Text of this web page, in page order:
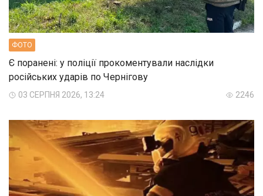
ФОТО
Є поранені: у поліції прокоментували наслідки
російських ударів по Чернігову
03 СЕРПНЯ 2026, 13:24 2246